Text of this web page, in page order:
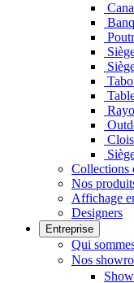
Collections
Nos
Affichage
Designers
Entreprise
Qui
Nos